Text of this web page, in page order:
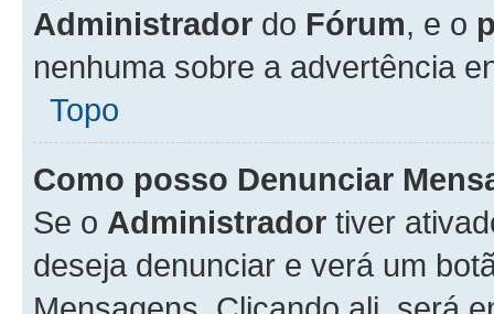
Administrador do Fórum, e o
nenhuma sobre a advertência
Topo
Como posso Denunciar
Se o Administrador tiver
deseja denunciar e verá um